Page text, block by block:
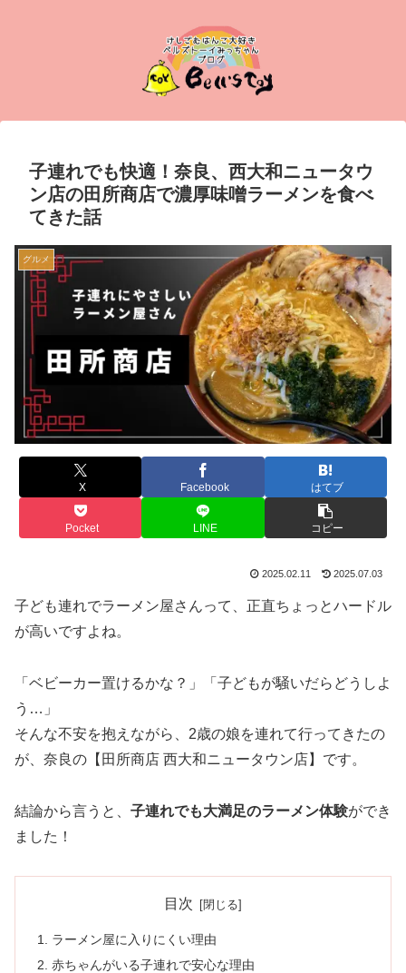
子連れでも快適！奈良、西大和ニュータウ
ン店の田所商店で濃厚味噌ラーメンを食べ
てきた話
グルメ
X Facebook はてブ
Pocket LINE コピー
2025.02.11 2025.07.03
子ども連れでラーメン屋さんって、正直ちょっとハードル
が高いですよね。
「ベビーカー置けるかな？」「子どもが騒いだらどうしよ
う…」
そんな不安を抱えながら、2歳の娘を連れて行ってきたの
が、奈良の【田所商店 西大和ニュータウン店】です。
結論から言うと、 子連れでも大満足のラーメン体験ができ
ました！
目次
ラーメン屋に入りにくい理由
赤ちゃんがいる子連れで安心な理由